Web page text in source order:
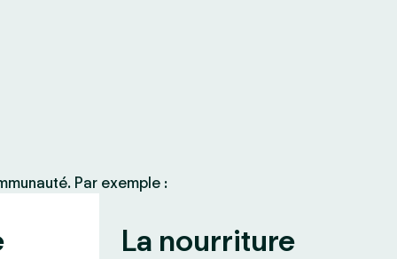
Par exemple :
La nourriture